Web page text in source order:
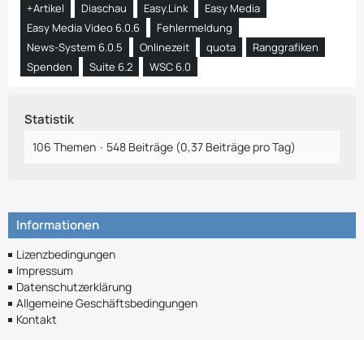
+Artikel Diaschau Easy.Link
Easy Media
Easy Media Video 6.0.6
Fehlermeldung
News-System 6.0.5
Onlinezeit quota
Ranggrafiken
Spenden
Suite 6.2 WSC 6.0
Statistik
106 Themen 548 Beiträge (0,37 Beiträge pro Tag)
Informationen
Lizenzbedingungen
Impressum
Datenschutzerklärung
Allgemeine Geschäftsbedingungen
Kontakt